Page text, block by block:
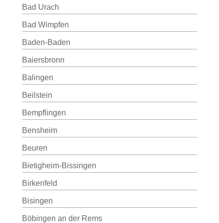
Bad Urach
Bad Wimpfen
Baden-Baden
Baiersbronn
Balingen
Beilstein
Bempflingen
Bensheim
Beuren
Bietigheim-Bissingen
Birkenfeld
Bisingen
Böbingen an der Rems